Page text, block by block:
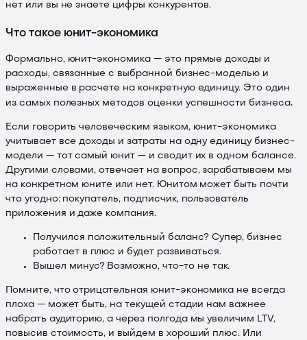
нет или вы не знаете цифры конкурентов.
Что такое юнит-экономика
Формально, юнит-экономика — это прямые доходы и
расходы, связанные с выбранной бизнес-моделью и
выраженные в расчете на конкретную единицу. Это один
из самых полезных методов оценки успешности бизнеса.
Если говорить человеческим языком, юнит-экономика
учитывает все доходы и затраты на одну единицу бизнес-
модели — тот самый юнит — и сводит их в одном балансе.
Другими словами, отвечает на вопрос, зарабатываем мы
на конкретном юните или нет. Юнитом может быть почти
что угодно: покупатель, подписчик, пользователь
приложения и даже компания.
Получился положительный баланс? Супер, бизнес
работает в плюс и будет развиваться.
Вышел минус? Возможно, что-то не так.
Помните, что отрицательная юнит-экономика не всегда
плоха — может быть, на текущей стадии нам важнее
набрать аудиторию, а через полгода мы увеличим LTV,
повысив стоимость, и выйдем в хороший плюс. Или